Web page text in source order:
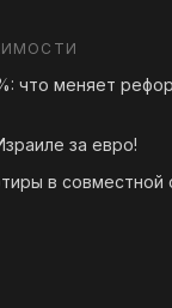
что меняет
за евро!
в совместной